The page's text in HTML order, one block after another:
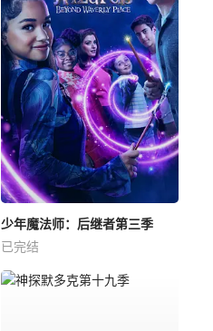
少年魔法师：后继者第三季
已完结